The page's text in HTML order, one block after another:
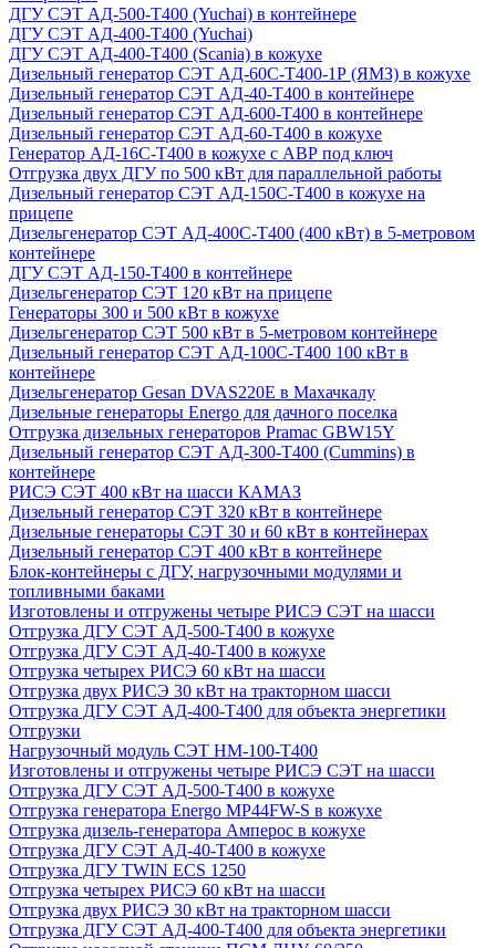
ДГУ СЭТ АД-500-Т400 (Yuchai) в контейнере
ДГУ СЭТ АД-400-Т400 (Yuchai)
ДГУ СЭТ АД-400-Т400 (Scania) в кожухе
Дизельный генератор СЭТ АД-60С-Т400-1Р (ЯМЗ) в кожухе
Дизельный генератор СЭТ АД-40-Т400 в контейнере
Дизельный генератор СЭТ АД-600-Т400 в контейнере
Дизельный генератор СЭТ АД-60-Т400 в кожухе
Генератор АД-16С-Т400 в кожухе с АВР под ключ
Отгрузка двух ДГУ по 500 кВт для параллельной работы
Дизельный генератор СЭТ АД-150С-Т400 в кожухе на
прицепе
Дизельгенератор СЭТ АД-400С-Т400 (400 кВт) в 5-метровом
контейнере
ДГУ СЭТ АД-150-Т400 в контейнере
Дизельгенератор СЭТ 120 кВт на прицепе
Генераторы 300 и 500 кВт в кожухе
Дизельгенератор СЭТ 500 кВт в 5-метровом контейнере
Дизельный генератор СЭТ АД-100С-Т400 100 кВт в
контейнере
Дизельгенератор Gesan DVAS220E в Махачкалу
Дизельные генераторы Energo для дачного поселка
Отгрузка дизельных генераторов Pramac GВW15Y
Дизельный генератор СЭТ АД-300-Т400 (Cummins) в
контейнере
РИСЭ СЭТ 400 кВт на шасси КАМАЗ
Дизельный генератор СЭТ 320 кВт в контейнере
Дизельные генераторы СЭТ 30 и 60 кВт в контейнерах
Дизельный генератор СЭТ 400 кВт в контейнере
Блок-контейнеры с ДГУ, нагрузочными модулями и
топливными баками
Изготовлены и отгружены четыре РИСЭ СЭТ на шасси
Отгрузка ДГУ СЭТ АД-500-Т400 в кожухе
Отгрузка ДГУ СЭТ АД-40-Т400 в кожухе
Отгрузка четырех РИСЭ 60 кВт на шасси
Отгрузка двух РИСЭ 30 кВт на тракторном шасси
Отгрузка ДГУ СЭТ АД-400-Т400 для объекта энергетики
Отгрузки
Нагрузочный модуль СЭТ НМ-100-Т400
Изготовлены и отгружены четыре РИСЭ СЭТ на шасси
Отгрузка ДГУ СЭТ АД-500-Т400 в кожухе
Отгрузка генератора Energo MP44FW-S в кожухе
Отгрузка дизель-генератора Амперос в кожухе
Отгрузка ДГУ СЭТ АД-40-Т400 в кожухе
Отгрузка ДГУ TWIN ECS 1250
Отгрузка четырех РИСЭ 60 кВт на шасси
Отгрузка двух РИСЭ 30 кВт на тракторном шасси
Отгрузка ДГУ СЭТ АД-400-Т400 для объекта энергетики